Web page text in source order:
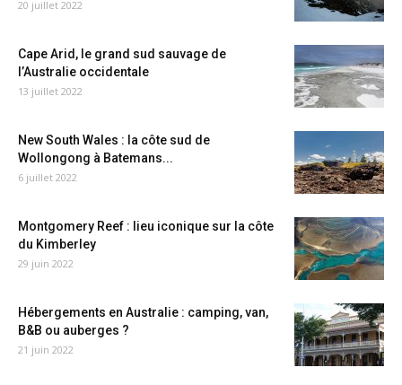
20 juillet 2022
Cape Arid, le grand sud sauvage de
l’Australie occidentale
13 juillet 2022
New South Wales : la côte sud de
Wollongong à Batemans...
6 juillet 2022
Montgomery Reef : lieu iconique sur la côte
du Kimberley
29 juin 2022
Hébergements en Australie : camping, van,
B&B ou auberges ?
21 juin 2022